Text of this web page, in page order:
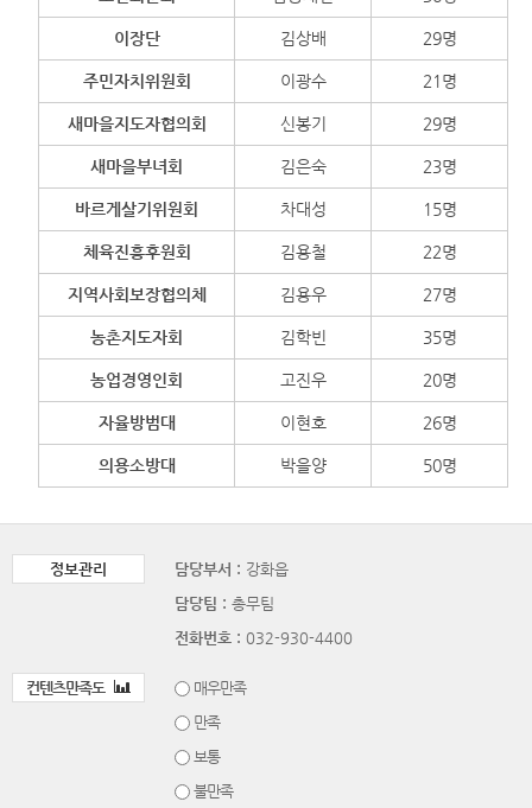
이장단 김상배 29명
주민자치위원회 이광수 21명
새마을지도자협의회 신봉기 29명
새마을부녀회 김은숙 23명
바르게살기위원회 차대성 15명
체육진흥후원회 김용철 22명
지역사회보장협의체 김용우 27명
농촌지도자회 김학빈 35명
농업경영인회 고진우 20명
자율방범대 이현호 26명
의용소방대 박을양 50명
정보관리 담당부서 : 강화읍
담당팀 : 총무팀
전화번호 : 032-930-4400
컨텐츠만족도
매우만족
만족
보통
불만족